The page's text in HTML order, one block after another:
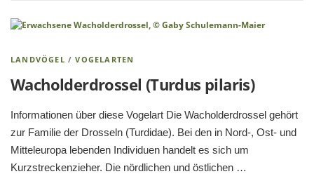
LANDVÖGEL /VOGELARTEN
Wacholderdrossel (Turdus pilaris)
Informationen über diese Vogelart Die Wacholderdrossel gehört
zur Familie der Drosseln (Turdidae). Bei den in Nord-, Ost- und
Mitteleuropa lebenden Individuen handelt es sich um
Kurzstreckenzieher. Die nördlichen und östlichen …